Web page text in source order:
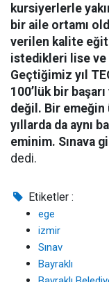
kursiyerlerle
bir aile ortamı
verilen kalite
istedikleri lise
Geçtiğimiz yıl
100’lük bir
değil. Bir emeğin
yıllarda da aynı
eminim. Sınava
dedi.
Etiketler :
ege
izmir
Sınav
Bayraklı